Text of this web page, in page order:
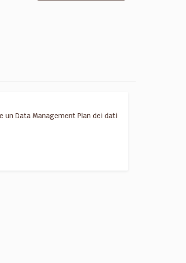
un Data Management Plan dei dati